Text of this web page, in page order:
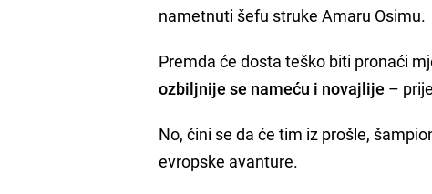
nametnuti šefu struke Amaru Osimu.
Premda će dosta teško biti pronaći
ozbiljnije se nameću i novajlije –
No, čini se da će tim iz prošle,
evropske avanture.